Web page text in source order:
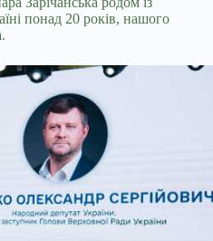
понад 20 років, нашого